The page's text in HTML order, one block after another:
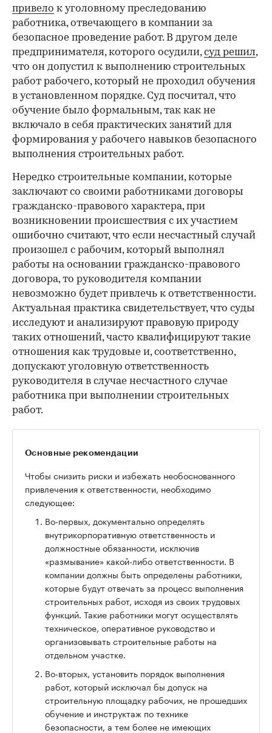
привело к уголовному преследованию
работника, отвечающего в компании за
безопасное проведение работ. В другом деле
предпринимателя, которого осудили,суд решил,
что он допустил к выполнению строительных
работ рабочего, который не проходил обучения
в установленном порядке. Суд посчитал, что
обучение было формальным, так как не
включало в себя практических занятий для
формирования у рабочего навыков безопасного
выполнения строительных работ.
Нередко строительные компании, которые
заключают со своими работниками договоры
гражданско-правового характера, при
возникновении происшествия с их участием
ошибочно считают, что если несчастный случай
произошел с рабочим, который выполнял
работы на основании гражданско-правового
договора, то руководителя компании
невозможно будет привлечь к ответственности.
Актуальная практика свидетельствует, что суды
исследуют и анализируют правовую природу
таких отношений, часто квалифицируют такие
отношения как трудовые и, соответственно,
допускают уголовную ответственность
руководителя в случае несчастного случае
работника при выполнении строительных
работ.
Основные рекомендации
Чтобы снизить риски и избежать необоснованного
привлечения к ответственности, необходимо
следующее:
Во-первых, документально определять
внутрикорпоративную ответственность и
должностные обязанности, исключив
«размывание» какой-либо ответственности. В
компании должны быть определены работники,
которые будут отвечать за процесс выполнения
строительных работ, исходя из своих трудовых
функций. Такие работники могут осуществлять
техническое, оперативное руководство и
организовывать строительные работы на
отдельном участке.
Во-вторых, установить порядок выполнения
работ, который исключал бы допуск на
строительную площадку рабочих, не прошедших
обучение и инструктаж по технике
безопасности, а тем более не имеющих